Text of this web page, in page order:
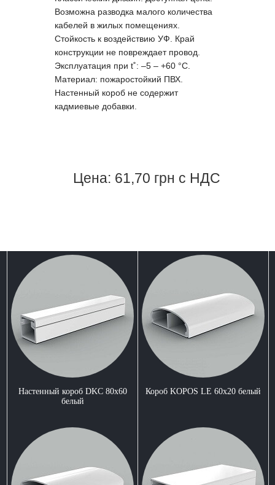
Возможна разводка малого количества
кабелей в жилых помещениях.
Стойкость к воздействию УФ. Край
конструкции не повреждает провод.
Эксплуатация при t˚: –5 – +60 °С.
Материал: пожаростойкий ПВХ.
Настенный короб не содержит
кадмиевые добавки.
Цена: 61,70 грн с НДС
Настенный короб DKC 80x60
белый
Короб KOPOS LE 60x20 белый